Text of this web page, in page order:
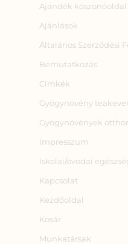
Ajándék köszönőoldal
Ajánlások
Általános Szerződési
Bemutatkozás
Címkék
Gyógynövény
Gyógynövények
Impresszum
Iskolai/óvodai
Kapcsolat
Kezdőoldal
Kosár
Munkatársak